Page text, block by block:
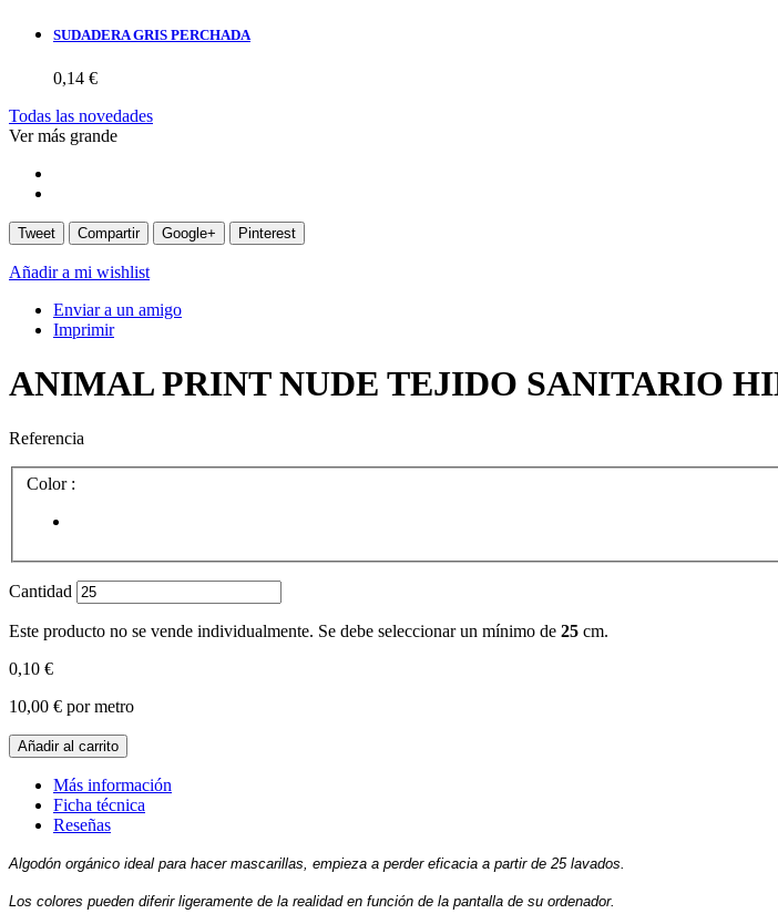
SUDADERA GRIS PERCHADA
0,14 €
Todas las novedades
Ver más grande
Tweet Compartir Google+ Pinterest
Añadir a mi wishlist
Enviar a un amigo
Imprimir
ANIMAL PRINT NUDE TEJIDO SANITARIO
Referencia
Color :
Cantidad
Este producto no se vende individualmente. Se debe seleccionar un mínimo de 25 cm.
0,10 €
10,00 € por metro
Añadir al carrito
Más información
Ficha técnica
Reseñas
Algodón orgánico ideal para hacer mascarillas, empieza a perder eficacia a partir de 25 lavados.
Los colores pueden diferir ligeramente de la realidad en función de la pantalla de su ordenador.